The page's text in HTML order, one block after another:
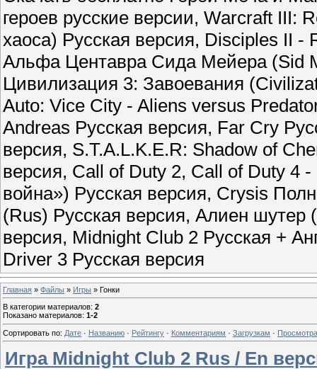
героев русские версии, Warcraft III:
хаоса) Русская версия, Disciples II -
Альфа Центавра Сида Мейера (Sid
Цивилизация 3: Завоевания
Auto: Vice City - Aliens versus
Andreas Русская версия, Far Cry
версия, S.T.A.L.K.E.R: Shadow of
версия, Call of Duty 2, Call of Duty 4
война») Русская версия, Crysis
(Rus) Русская версия, Алиен шутер
версия, Midnight Club 2 Русская +
Driver 3 Русская версия
Главная » Файлы » Игры » Гонки
В категории материалов: 2
Показано материалов: 1-2
Сортировать по: Дате · Названию · Рейтингу · Комментариям · Загрузкам ·
Игра Midnight Club 2 Rus / En